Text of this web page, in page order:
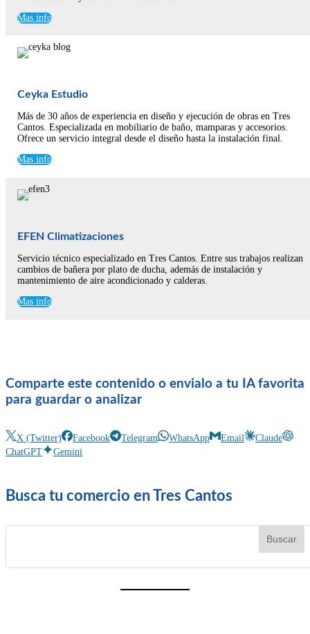
Mas info
Ceyka Estudio
Más de 30 años de experiencia en diseño y ejecución de obras en Tres
Cantos. Especializada en mobiliario de baño, mamparas y accesorios.
Ofrece un servicio integral desde el diseño hasta la instalación final.
Mas info
EFEN Climatizaciones
Servicio técnico especializado en Tres Cantos. Entre sus trabajos realizan
cambios de bañera por plato de ducha, además de instalación y
mantenimiento de aire acondicionado y calderas.
Mas info
Comparte este contenido o envialo a tu IA favorita
para guardar o analizar
X (Twitter) Facebook Telegram WhatsApp Email
Claude
ChatGPT
Gemini
Busca tu comercio en Tres Cantos